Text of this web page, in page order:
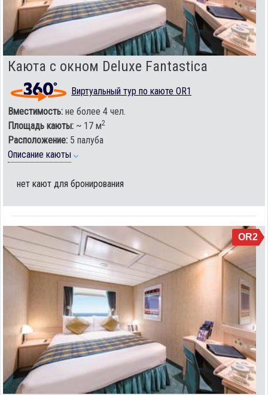
Каюта с окном Deluxe Fantastica
Виртуальный тур по каюте OR1
Вместимость: не более 4 чел.
Площадь каюты: ~ 17 м2
Расположение: 5 палуба
Описание каюты
нет кают для бронирования
OR2